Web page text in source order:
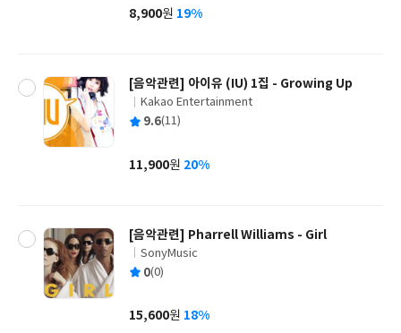
사
가
8,900원 19%
[음악관련] 아이유 (IU) 1집 - Growing Up
글
쓴
출
사
Kakao Entertainment
평 9.6(11)
가
11,900원 20%
[음악관련] Pharrell Williams - Girl
글
쓴
출
사
SonyMusic
평 0(0)
가
15,600원 18%